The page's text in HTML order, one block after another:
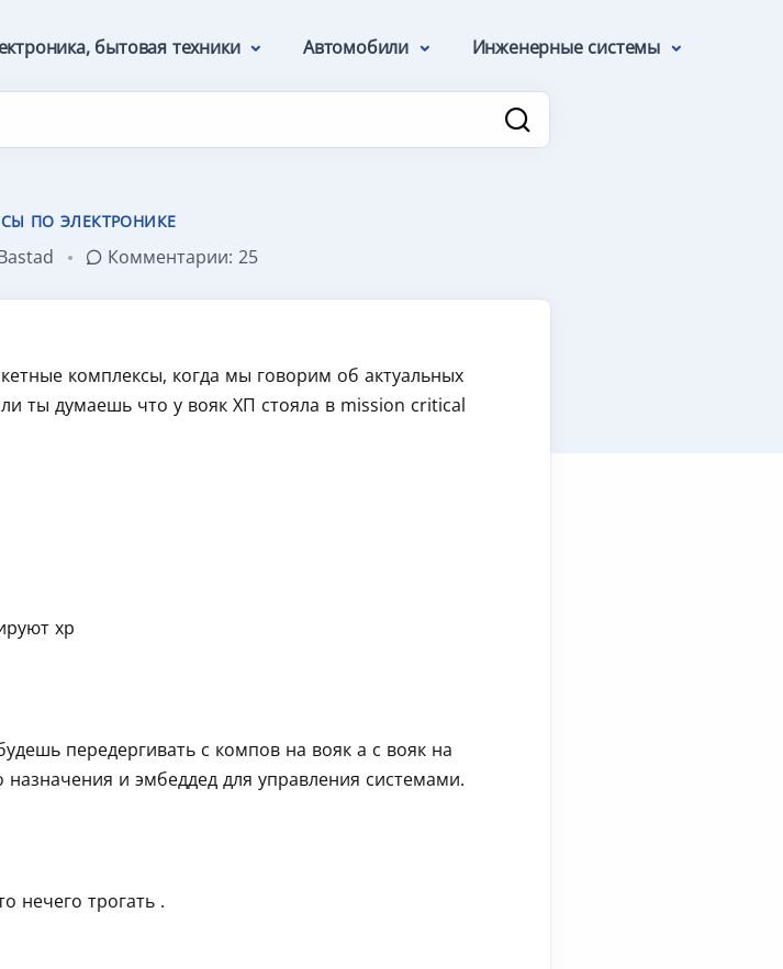
бытовая техники Автомобили Инженерные системы
ПО ЭЛЕКТРОНИКЕ
Комментарии: 25
комплексы, когда мы говорим об актуальных
ты думаешь что у вояк ХП стояла в mission critical
хр
передергивать с компов на вояк а с вояк на
и эмбеддед для управления системами.
нечего трогать .